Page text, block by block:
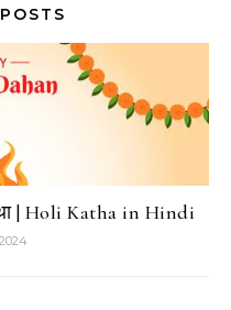
| Holi Katha in Hindi